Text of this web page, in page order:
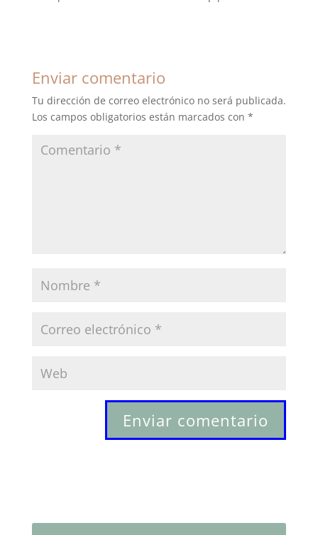
Enviar comentario
Tu dirección de correo electrónico no será publicada.
Los campos obligatorios están marcados con *